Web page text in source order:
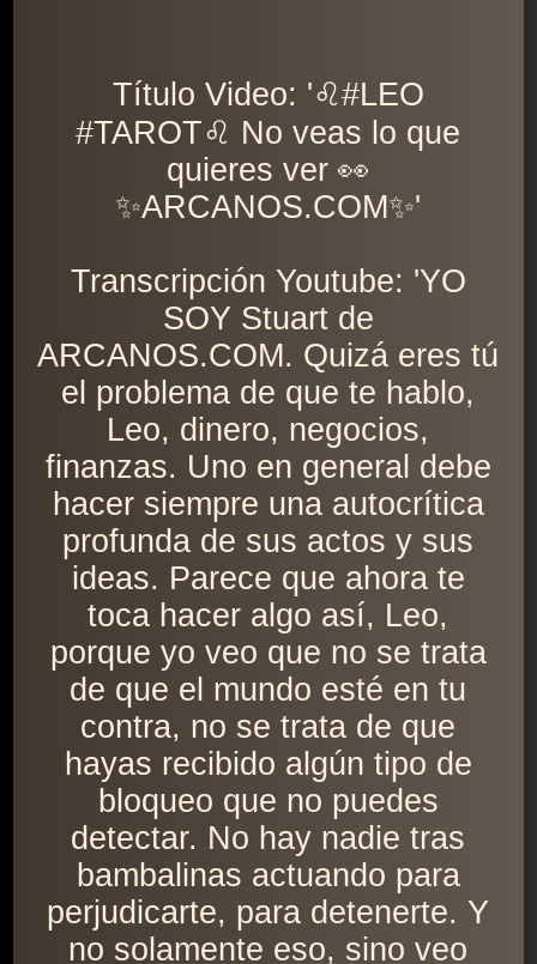
Título Video: '♌️#LEO
#TAROT♌️ No veas lo que
quieres ver 👀
✨ARCANOS.COM✨'
Transcripción Youtube: 'YO
SOY Stuart de
ARCANOS.COM. Quizá eres tú
el problema de que te hablo,
Leo, dinero, negocios,
finanzas. Uno en general debe
hacer siempre una autocrítica
profunda de sus actos y sus
ideas. Parece que ahora te
toca hacer algo así, Leo,
porque yo veo que no se trata
de que el mundo esté en tu
contra, no se trata de que
hayas recibido algún tipo de
bloqueo que no puedes
detectar. No hay nadie tras
bambalinas actuando para
perjudicarte, para detenerte. Y
no solamente eso, sino veo